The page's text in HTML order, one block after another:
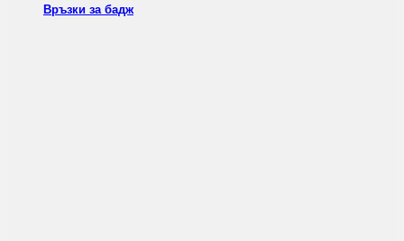
Връзки за бадж